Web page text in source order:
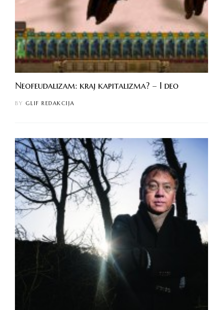
Neofeudalizam: kraj kapitalizma? – I deo
BY GLIF REDAKCIJA